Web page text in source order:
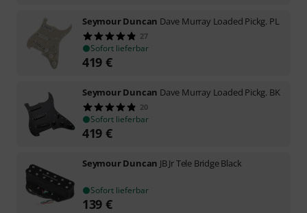
Seymour Duncan Dave Murray Loaded Pickg. PL
27
Sofort lieferbar
419 €
Seymour Duncan Dave Murray Loaded Pickg. BK
20
Sofort lieferbar
419 €
Seymour Duncan JB Jr Tele Bridge Black
Sofort lieferbar
139 €